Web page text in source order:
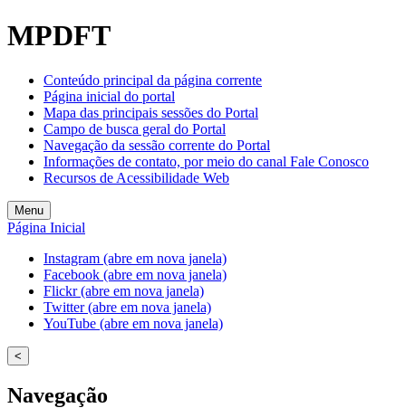
MPDFT
Conteúdo principal da página corrente
Página inicial do portal
Mapa das principais sessões do Portal
Campo de busca geral do Portal
Navegação da sessão corrente do Portal
Informações de contato, por meio do canal Fale Conosco
Recursos de Acessibilidade Web
Menu
Página Inicial
Instagram (abre em nova janela)
Facebook (abre em nova janela)
Flickr (abre em nova janela)
Twitter (abre em nova janela)
YouTube (abre em nova janela)
<
Navegação